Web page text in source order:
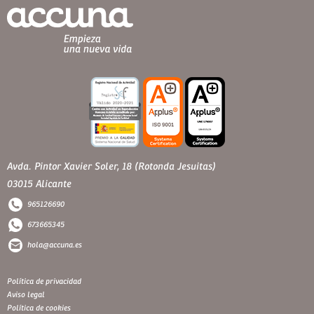
Avda. Pintor Xavier Soler, 18 (Rotonda Jesuitas)
03015 Alicante
965126690
673665345
hola@accuna.es
Política de privacidad
Aviso legal
Política de cookies